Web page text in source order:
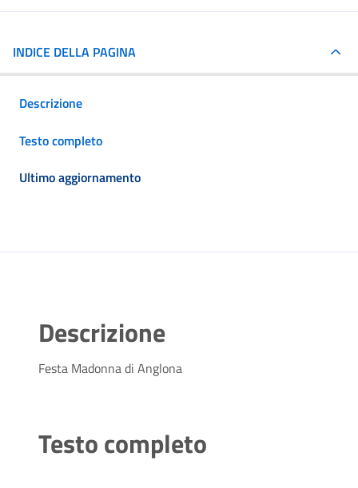
INDICE DELLA PAGINA
Descrizione
Testo completo
Ultimo aggiornamento
Descrizione
Festa Madonna di Anglona
Testo completo